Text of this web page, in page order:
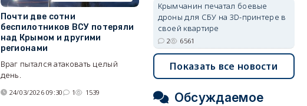
Почти две сотни
беспилотников ВСУ потеряли
над Крымом и другими
регионами
Враг пытался атаковать целый
день.
24/03/2026 09:30 1 1539
Крымчанин печатал боевые
дроны для СБУ на 3D-принтере в
своей квартире
2 6561
Показать все новости
Обсуждаемое